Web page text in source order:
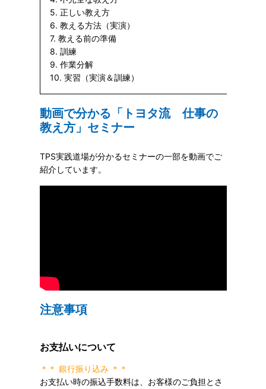
5. 正しい教え方
6. 教える方法（実演）
7. 教える前の準備
8. 訓練
9. 作業分解
10. 実習（実演＆訓練）
動画で分かる「トヨタ流 仕事の
教え方」セミナー
TPS実践道場が分かるセミナーの一部を動画でご
紹介しています。
注意事項
お支払いについて
＊＊ 銀行振り込み ＊＊
お支払い時の振込手数料は、お客様のご負担とさ